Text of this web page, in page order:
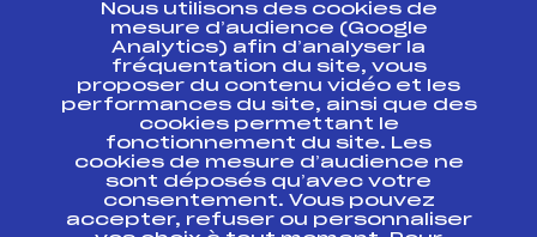
Ressources
Pass’Neige
Projet sportif fédéral
Projet de performance fédéral
Antidopage
Pôle Développement, Formation, Suivi
Scientifique
Nous utilisons des cookies de
mesure d’audience (Google
Analytics) afin d’analyser la
fréquentation du site, vous
proposer du contenu vidéo et les
performances du site, ainsi que des
cookies permettant le
fonctionnement du site. Les
cookies de mesure d’audience ne
sont déposés qu’avec votre
consentement. Vous pouvez
accepter, refuser ou personnaliser